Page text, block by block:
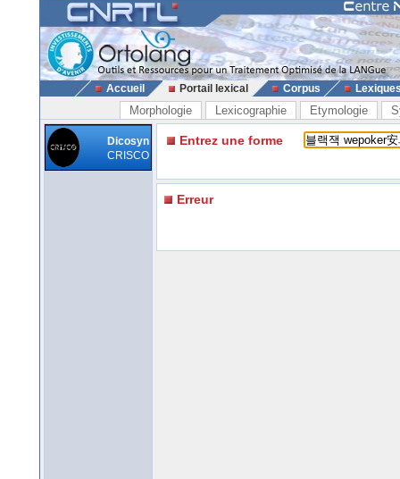
Accueil Portail lexical Corpus
Morphologie Lexicographie Etymologie
Dicosyn
CRISCO
Entrez une forme
Erreur